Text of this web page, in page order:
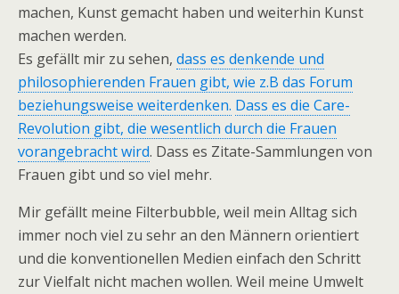
machen, Kunst gemacht haben und weiterhin Kunst
machen werden.
Es gefällt mir zu sehen, dass es denkende und
philosophierenden Frauen gibt, wie z.B das Forum
beziehungsweise weiterdenken. Dass es die Care-
Revolution gibt, die wesentlich durch die Frauen
vorangebracht wird. Dass es Zitate-Sammlungen von
Frauen gibt und so viel mehr.
Mir gefällt meine Filterbubble, weil mein Alltag sich
immer noch viel zu sehr an den Männern orientiert
und die konventionellen Medien einfach den Schritt
zur Vielfalt nicht machen wollen. Weil meine Umwelt